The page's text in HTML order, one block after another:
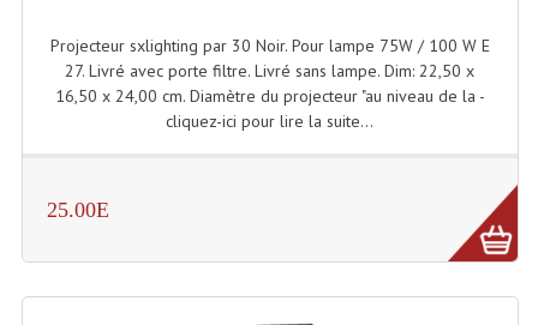
Praticable Et Accessoires
Structure Echelle 290 Asd
Structures, Angles Sd150
Projecteur sxlighting par 30 Noir. Pour lampe 75W / 100 W E
27. Livré avec porte filtre. Livré sans lampe. Dim: 22,50 x
16,50 x 24,00 cm. Diamètre du projecteur "au niveau de la -
cliquez-ici pour lire la suite...
25.00E